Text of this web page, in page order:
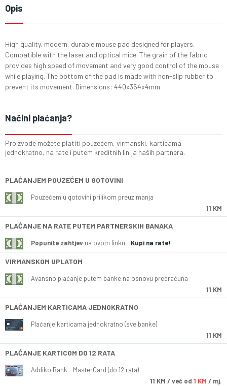
Opis
High quality, modern, durable mouse pad designed for players.
Compatible with the laser and optical mice. The grain of the fabric
provides high speed of movement and very good control of the mouse
while playing. The bottom of the pad is made with non-slip rubber to
prevent its movement. Dimensions: 440x354x4mm
Načini plaćanja?
Proizvode možete platiti pouzećem, virmanski, karticama
jednokratno, na rate i putem kreditnih linija naših partnera.
PLAĆANJEM POUZEĆEM U GOTOVINI
Pouzećem u gotovini prilikom preuzimanja
11 KM
PLAĆANJE NA RATE PUTEM PARTNERSKIH BANAKA
Popunite zahtjev na ovom linku - Kupi na rate!
VIRMANSKOM UPLATOM
Avansno plaćanje putem banke na osnovu predračuna
11 KM
PLAĆANJEM KARTICAMA JEDNOKRATNO
Plaćanje karticama jednokratno (sve banke)
11 KM
PLAĆANJE KARTICOM DO 12 RATA
Addiko Bank - MasterCard (do 12 rata)
11 KM / već od 1 KM / mj.